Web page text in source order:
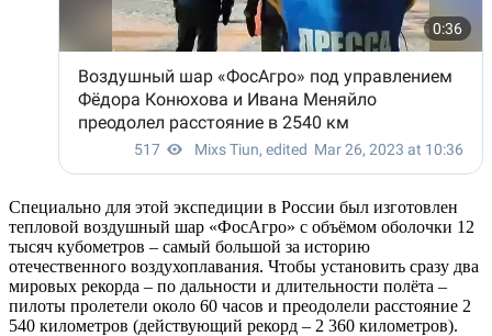
Специально для этой экспедиции в России был изготовлен
тепловой воздушный шар «ФосАгро» с объёмом оболочки 12
тысяч кубометров – самый большой за историю
отечественного воздухоплавания. Чтобы установить сразу два
мировых рекорда – по дальности и длительности полёта –
пилоты пролетели около 60 часов и преодолели расстояние 2
540 километров (действующий рекорд – 2 360 километров).